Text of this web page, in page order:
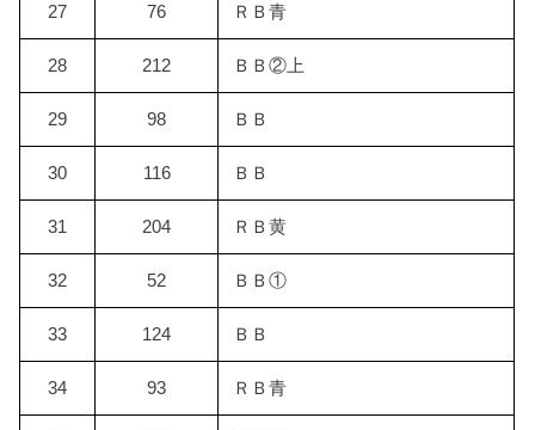
27 76 ＲＢ青
28 212 ＢＢ②上
29 98 ＢＢ
30 116 ＢＢ
31 204 ＲＢ黄
32 52 ＢＢ①
33 124 ＢＢ
34 93 ＲＢ青